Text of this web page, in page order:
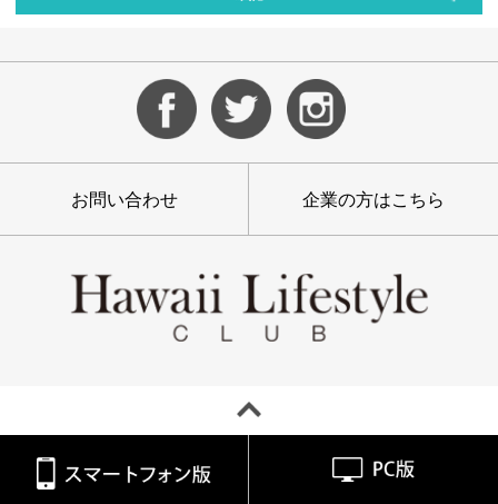
お問い合わせ 企業の方はこちら